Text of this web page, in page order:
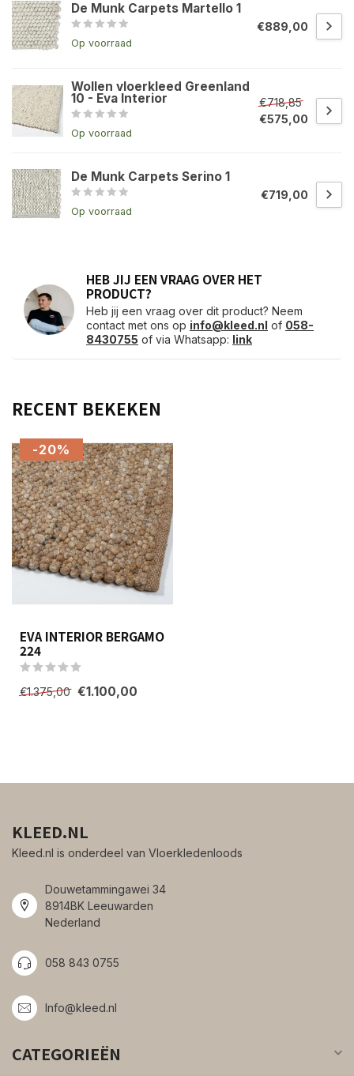
De Munk Carpets Martello 1
Op voorraad
€889,00
Wollen vloerkleed Greenland
10 - Eva Interior
Op voorraad
€718,85
€575,00
De Munk Carpets Serino 1
Op voorraad
€719,00
HEB JIJ EEN VRAAG OVER HET
PRODUCT?
Heb jij een vraag over dit product? Neem
contact met ons op info@kleed.nl of 058-
8430755 of via Whatsapp: link
RECENT BEKEKEN
-20%
EVA INTERIOR BERGAMO
224
€1.375,00 €1.100,00
KLEED.NL
Kleed.nl is onderdeel van Vloerkledenloods
Douwetammingawei 34
8914BK Leeuwarden
Nederland
058 843 0755
Info@kleed.nl
CATEGORIEËN